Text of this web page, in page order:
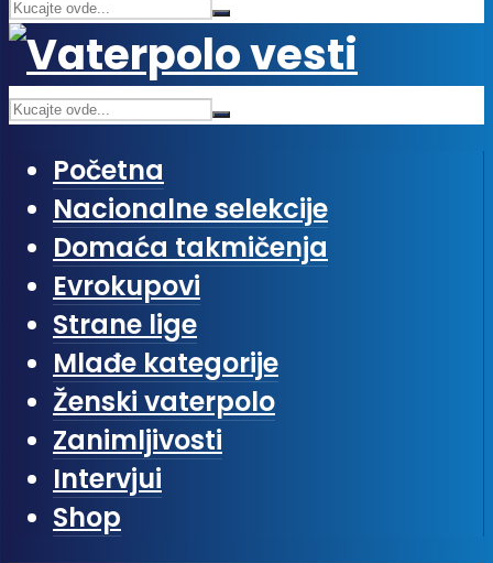
Početna
Nacionalne selekcije
Domaća takmičenja
Evrokupovi
Strane lige
Mlađe kategorije
Ženski vaterpolo
Zanimljivosti
Intervjui
Shop